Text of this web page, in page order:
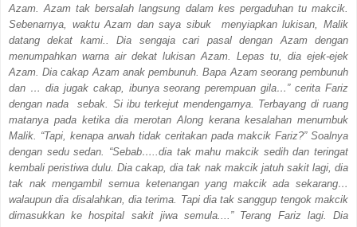
Azam. Azam tak bersalah langsung dalam kes pergaduhan tu makcik.
Sebenarnya, waktu Azam dan saya sibuk menyiapkan lukisan, Malik
datang dekat kami.. Dia sengaja cari pasal dengan Azam dengan
menumpahkan warna air dekat lukisan Azam. Lepas tu, dia ejek-ejek
Azam. Dia cakap Azam anak pembunuh. Bapa Azam seorang pembunuh
dan … dia jugak cakap, ibunya seorang perempuan gila…” cerita Fariz
dengan nada sebak. Si ibu terkejut mendengarnya. Terbayang di ruang
matanya pada ketika dia merotan Along kerana kesalahan menumbuk
Malik. “Tapi, kenapa arwah tidak ceritakan pada makcik Fariz?” Soalnya
dengan sedu sedan. “Sebab…..dia tak mahu makcik sedih dan teringat
kembali peristiwa dulu. Dia cakap, dia tak nak makcik jatuh sakit lagi, dia
tak nak mengambil semua ketenangan yang makcik ada sekarang…
walaupun dia disalahkan, dia terima. Tapi dia tak sanggup tengok makcik
dimasukkan ke hospital sakit jiwa semula....” Terang Fariz lagi. Dia